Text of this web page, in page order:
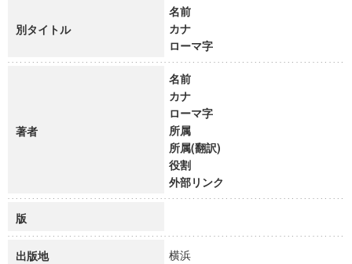
別タイトル
名前
カナ
ローマ字
著者
名前
カナ
ローマ字
所属
所属(翻訳)
役割
外部リンク
版
出版地 横浜